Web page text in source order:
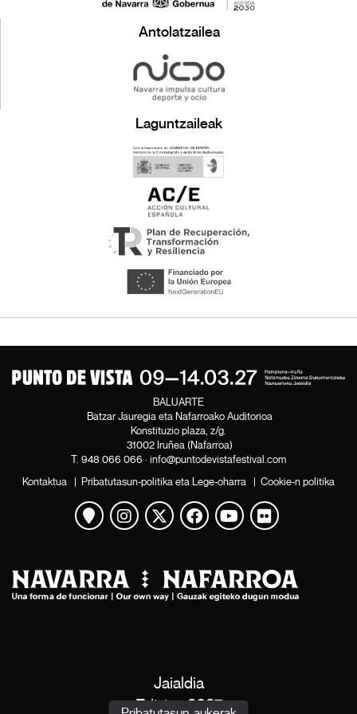
Antolatzailea
Laguntzaileak
BALUARTE
Batzar Jauregia eta Nafarroako Auditorioa
Konstituzio plaza, z/g.
31002 Iruñea (Nafarroa)
T. 948 066 066 · info@puntodevistafestival.com
Kontaktua | Pribatutasun-politika eta Lege-oharra | Cookie-n politika
Mapa ikusi
Instagram
Twitter
Facebook
Youtube
Flickr
Jaialdia
Edizioa 2027